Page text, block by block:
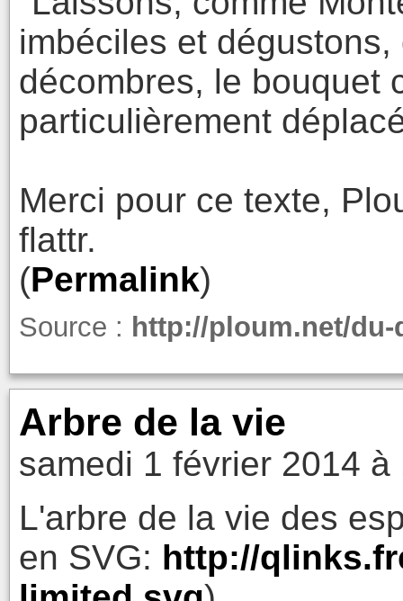
imbéciles et
décombres, le bouquet
particulièrement
Merci pour ce texte,
flattr.
(Permalink)
Source : http://ploum.net/
Arbre de la vie
samedi 1 février 2014 à
L'arbre de la vie des
en SVG: http://